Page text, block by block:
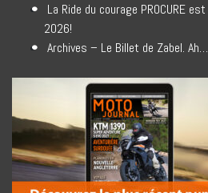
La Ride du courage PROCURE
2026!
Archives – Le Billet de Zabel.